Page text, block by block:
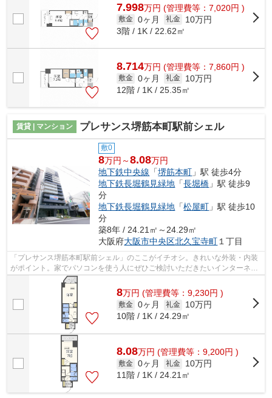
7.998万円 (管理費等：7,020円 )
敷金 0ヶ月 礼金
10万円
3階 / 1K / 22.62㎡
8.714万円 (管理費等：7,860円 )
敷金 0ヶ月 礼金
10万円
12階 / 1K / 25.35㎡
賃貸 | マンション プレサンス堺筋本町駅前シェル
敷0
8万円～8.08万円
地下鉄中央線 「堺筋本町 」駅 徒歩4分
地下鉄長堀鶴見緑地 「長堀橋 」駅 徒歩9
分
地下鉄長堀鶴見緑地 「松屋町 」駅 徒歩10
分
築8年 / 24.21㎡～24.29㎡
大阪府大阪市中央区北久宝寺町 １丁目
「プレサンス堺筋本町駅前シェル」のここがイチオシ。きれいな外装・内装
がポイント。家でパソコンを使う人にぜひご検討いただきたいインターネッ
ト有り物件です。徒歩4分に駅がある物...
8万円 (管理費等：9,230円 )
敷金 0ヶ月 礼金
10万円
10階 / 1K / 24.29㎡
8.08万円 (管理費等：9,200円 )
敷金 0ヶ月 礼金
10万円
11階 / 1K / 24.21㎡